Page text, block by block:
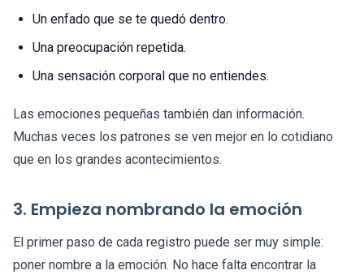
Un enfado que se te quedó dentro.
Una preocupación repetida.
Una sensación corporal que no entiendes.
Las emociones pequeñas también dan información.
Muchas veces los patrones se ven mejor en lo cotidiano
que en los grandes acontecimientos.
3. Empieza nombrando la emoción
El primer paso de cada registro puede ser muy simple:
poner nombre a la emoción. No hace falta encontrar la